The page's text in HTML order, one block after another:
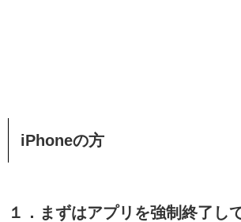
iPhoneの方
１．まずはアプリを強制終了し